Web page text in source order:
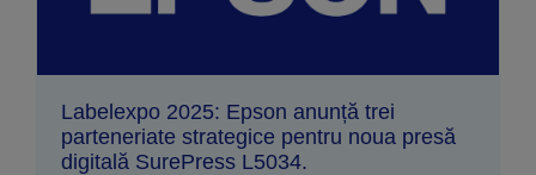
Labelexpo 2025: Epson anunță trei
parteneriate strategice pentru noua presă
digitală SurePress L5034.